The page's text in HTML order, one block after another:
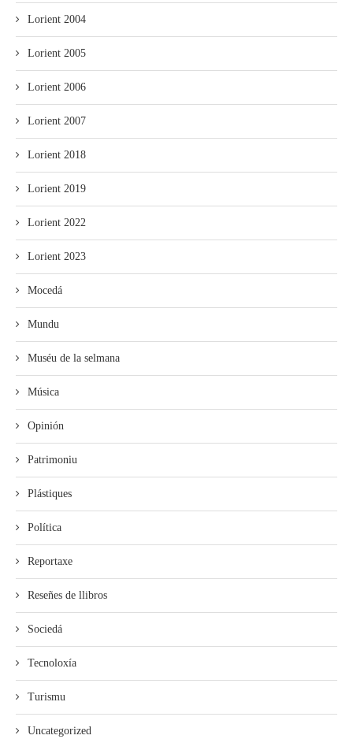
Lorient 2004
Lorient 2005
Lorient 2006
Lorient 2007
Lorient 2018
Lorient 2019
Lorient 2022
Lorient 2023
Mocedá
Mundu
Muséu de la selmana
Música
Opinión
Patrimoniu
Plástiques
Política
Reportaxe
Reseñes de llibros
Sociedá
Tecnoloxía
Turismu
Uncategorized